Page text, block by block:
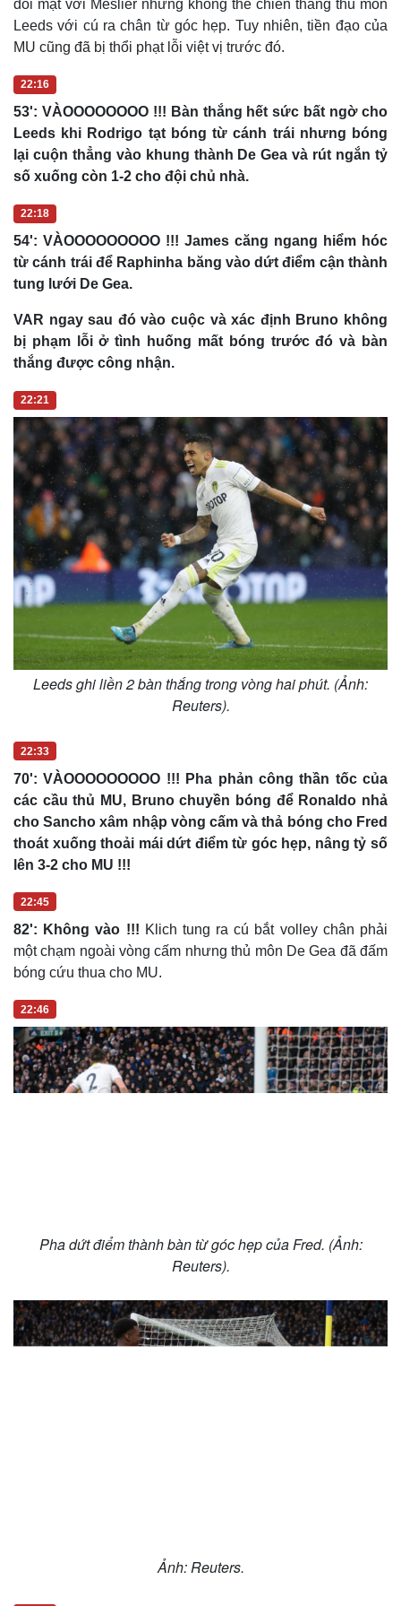
Doanh nghiệp
Thông tin doanh nghiệp
Doanh nghiệp 24h
Doanh nhân
Vì cộng đồng
Sành điệu
Tin Công nghệ
Trải nghiệm
Sức khỏe
Đời sống
đối mặt với Meslier nhưng không thể chiến thắng thủ môn
Leeds với cú ra chân từ góc hẹp. Tuy nhiên, tiền đạo của
MU cũng đã bị thổi phạt lỗi việt vị trước đó.
22:16
53': VÀOOOOOOOO !!! Bàn thắng hết sức bất ngờ cho
Leeds khi Rodrigo tạt bóng từ cánh trái nhưng bóng
lại cuộn thẳng vào khung thành De Gea và rút ngắn tỷ
số xuống còn 1-2 cho đội chủ nhà.
22:18
54': VÀOOOOOOOOO !!! James căng ngang hiểm hóc
từ cánh trái để Raphinha băng vào dứt điểm cận thành
tung lưới De Gea.
VAR ngay sau đó vào cuộc và xác định Bruno không
bị phạm lỗi ở tình huống mất bóng trước đó và bàn
thắng được công nhận.
22:21
Leeds ghi liền 2 bàn thắng trong vòng hai phút. (Ảnh:
Reuters).
22:33
70': VÀOOOOOOOOO !!! Pha phản công thần tốc của
các cầu thủ MU, Bruno chuyền bóng để Ronaldo nhả
cho Sancho xâm nhập vòng cấm và thả bóng cho Fred
thoát xuống thoải mái dứt điểm từ góc hẹp, nâng tỷ số
lên 3-2 cho MU !!!
22:45
82': Không vào !!! Klich tung ra cú bắt volley chân phải
một chạm ngoài vòng cấm nhưng thủ môn De Gea đã đấm
bóng cứu thua cho MU.
22:46
Pha dứt điểm thành bàn từ góc hẹp của Fred. (Ảnh:
Reuters).
Ảnh: Reuters.